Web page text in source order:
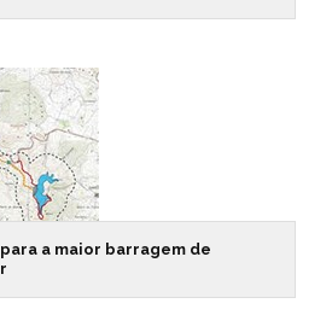
a maior barragem de